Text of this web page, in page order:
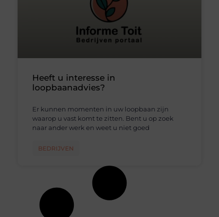
Heeft u interesse in
loopbaanadvies?
Er kunnen momenten in uw loopbaan zijn
waarop u vast komt te zitten. Bent u op zoek
naar ander werk en weet u niet goed
BEDRIJVEN